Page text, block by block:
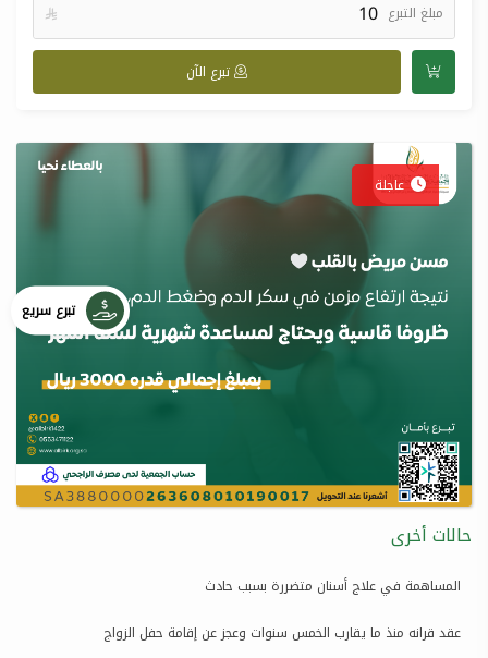
مبلغ التبرع 
تبرع الآن
عاجلة
حالات أخرى
المساهمة في علاج أسنان متضررة بسبب حادث
عقد قرانه منذ ما يقارب الخمس سنوات وعجز عن إقامة حفل الزواج
تبرع سريع